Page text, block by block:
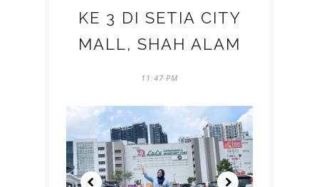
KE 3 DI SETIA CITY
MALL, SHAH ALAM
11:47 PM